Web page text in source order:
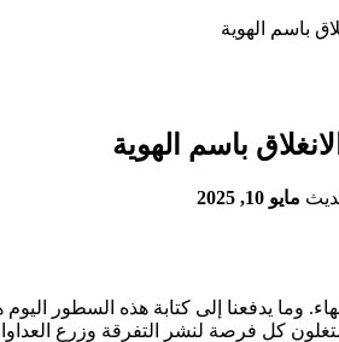
باسم الهوية
باسم الهوية
مايو 10, 2025
وما يدفعنا إلى كتابة هذه السطور
كل فرصة لنشر التفرقة وزرع